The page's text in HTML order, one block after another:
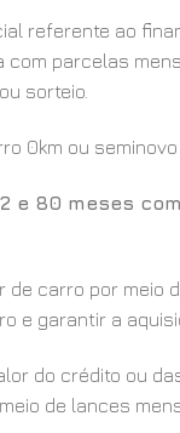
referente ao
com parcelas
sorteio.
0km ou
e 80 meses
de carro por meio
e garantir a
do crédito ou
de lances